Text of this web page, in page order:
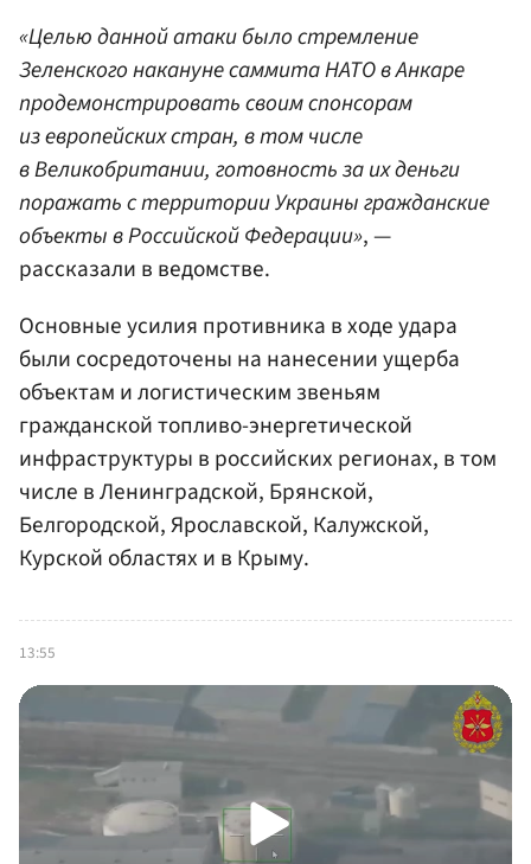
«Целью данной атаки было стремление
Зеленского накануне саммита НАТО в Анкаре
продемонстрировать своим спонсорам
из европейских стран, в том числе
в Великобритании, готовность за их деньги
поражать с территории Украины гражданские
объекты в Российской Федерации», —
рассказали в ведомстве.
Основные усилия противника в ходе удара
были сосредоточены на нанесении ущерба
объектам и логистическим звеньям
гражданской топливо-энергетической
инфраструктуры в российских регионах, в том
числе в Ленинградской, Брянской,
Белгородской, Ярославской, Калужской,
Курской областях и в Крыму.
13:55